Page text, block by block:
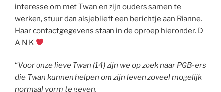
interesse om met Twan en zijn ouders samen te
werken, stuur dan alsjeblieft een berichtje aan Rianne.
Haar contactgegevens staan in de oproep hieronder. D
A N K
“Voor onze lieve Twan (14) zijn we op zoek naar PGB-ers
die Twan kunnen helpen om zijn leven zoveel mogelijk
normaal vorm te geven.